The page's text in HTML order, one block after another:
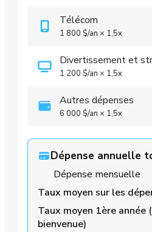
Télécom
1 800 $/an × 1,5x
Divertissement et
1 200 $/an × 1,5x
Autres dépenses
6 000 $/an × 1,5x
Dépense annuelle
Dépense mensuelle
Taux moyen sur les
Taux moyen 1ère année
bienvenue)